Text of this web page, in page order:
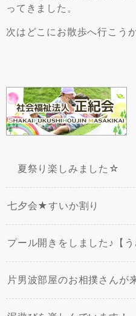
ってきました。
次はどこにお散歩へ行こう
夏祭り楽しみました☆
七夕会★すいか割り
プール開きをしました♪【う
片男波部屋のお相撲さんが